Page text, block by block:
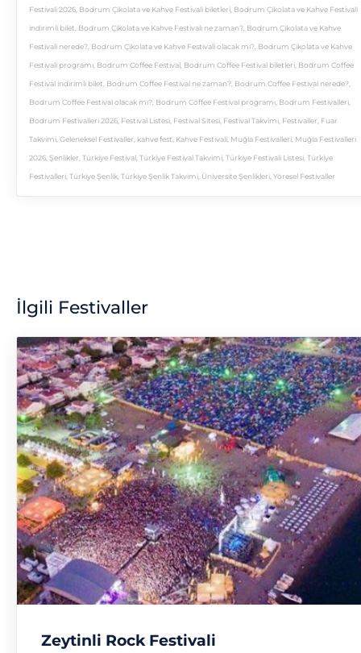
Festivali 2026, Bodrum Çikolata ve Kahve Festivali biletleri, Bodrum Çikolata ve Kahve Festivali
indirimli bilet, Bodrum Çikolata ve Kahve Festivali ne zaman?, Bodrum Çikolata ve Kahve
Festivali nerede?, Bodrum Çikolata ve Kahve Festivali olacak mı?, Bodrum Çikolata ve Kahve
Festivali programı, Bodrum Coffee Festival , Bodrum Coffee Festival biletleri, Bodrum Coffee
Festival indirimli bilet, Bodrum Coffee Festival ne zaman?, Bodrum Coffee Festival nerede?,
Bodrum Coffee Festival olacak mı?, Bodrum Coffee Festival programı, Bodrum Festivalleri,
Bodrum Festivalleri 2026, Festival Listesi, Festival Sitesi, Festival Takvimi, Festivaller, Fuar
Takvimi, Geleneksel Festivaller, kahve fest, Kahve Festivali, Muğla Festivalleri, Muğla Festivalleri
2026, Şenlikler, Türkiye Festival , Türkiye Festival Takvimi, Türkiye Festivali Listesi, Türkiye
Festivalleri, Türkiye Şenlik, Türkiye Şenlik Takvimi, Üniversite Şenlikleri, Yöresel Festivaller
İlgili Festivaller
Zeytinli Rock Festivali